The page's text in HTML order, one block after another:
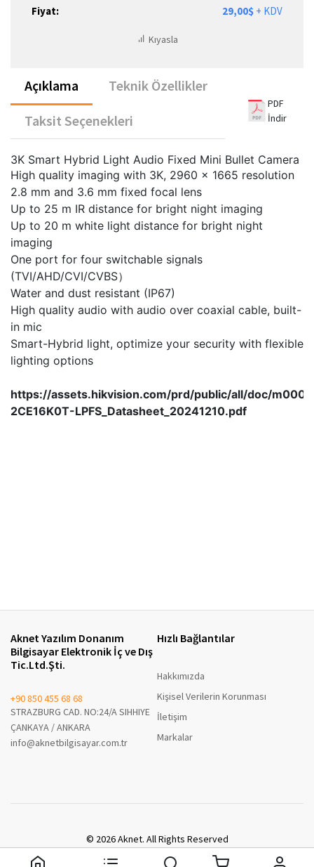
Fiyat: 29,00$ + KDV
Kıyasla
Açıklama
Teknik Özellikler
Taksit Seçenekleri
PDF
İndir
Aknet Yazılım Donanım
Bilgisayar Elektronik İç ve Dış
Tic.Ltd.Şti.
+90 850 455 68 68
STRAZBURG CAD. NO:24/A SIHHIYE
ÇANKAYA / ANKARA
info@aknetbilgisayar.com.tr
Hızlı Bağlantılar
Hakkımızda
Kişisel Verilerin Korunması
İletişim
Markalar
© 2026 Aknet. All Rights Reserved
A8 Enterprise B2B